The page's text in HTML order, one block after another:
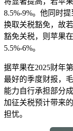
8.5%-9%。他同时
换取关税豁免，故
豁免关税，则苹果
5.5%-6%。
据苹果在2025财年
最好的季度财报，
能力自行承担部分
加征关税预计带来
担忧。